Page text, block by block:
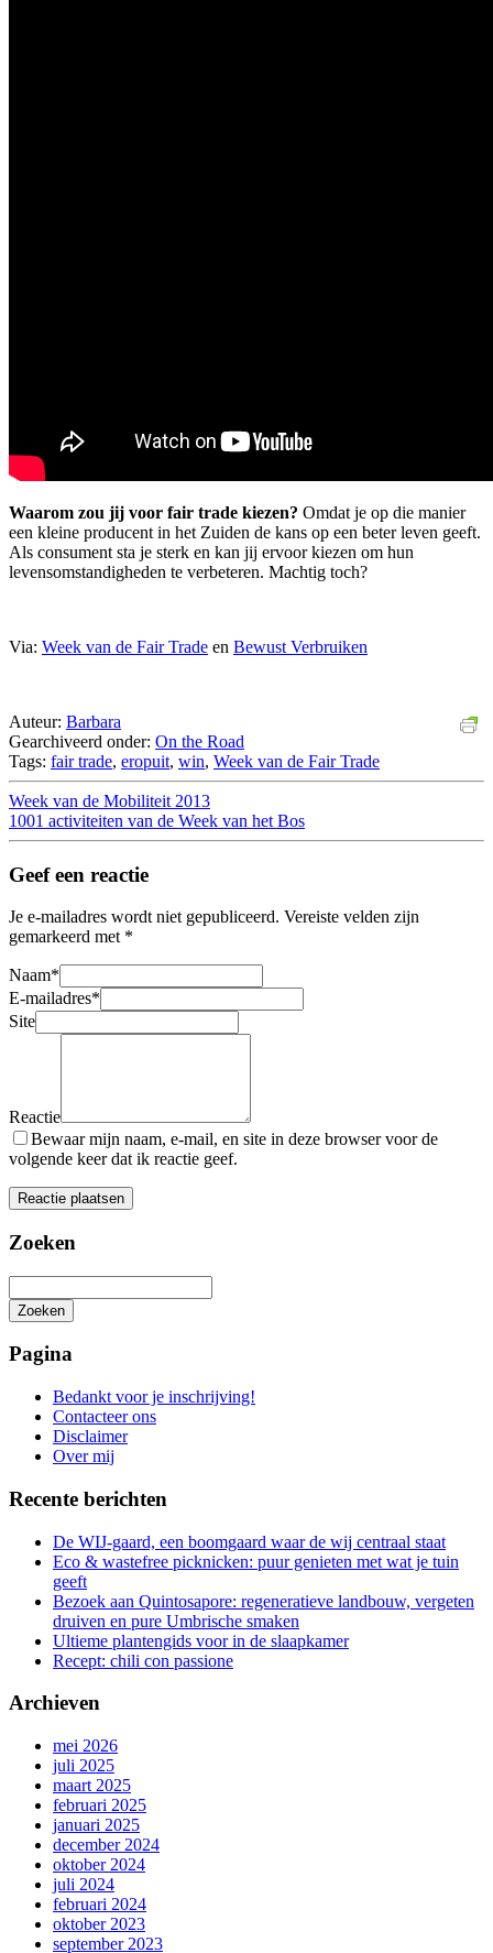
Waarom zou jij voor fair trade kiezen? Omdat je op die manier
een kleine producent in het Zuiden de kans op een beter leven geeft.
Als consument sta je sterk en kan jij ervoor kiezen om hun
levensomstandigheden te verbeteren. Machtig toch?
Via: Week van de Fair Trade en Bewust Verbruiken
Auteur: Barbara
Gearchiveerd onder: On the Road
Tags: fair trade, eropuit, win, Week van de Fair Trade
Week van de Mobiliteit 2013
1001 activiteiten van de Week van het Bos
Geef een reactie
Je e-mailadres wordt niet gepubliceerd. Vereiste velden zijn
gemarkeerd met *
Naam*
E-mailadres*
Site
Reactie
Bewaar mijn naam, e-mail, en site in deze browser voor de
volgende keer dat ik reactie geef.
Zoeken
Zoeken
zoeken
Pagina
Bedankt voor je inschrijving!
Contacteer ons
Disclaimer
Over mij
Recente berichten
De WIJ-gaard, een boomgaard waar de wij centraal staat
Eco & wastefree picknicken: puur genieten met wat je tuin
geeft
Bezoek aan Quintosapore: regeneratieve landbouw, vergeten
druiven en pure Umbrische smaken
Ultieme plantengids voor in de slaapkamer
Recept: chili con passione
Archieven
mei 2026
juli 2025
maart 2025
februari 2025
januari 2025
december 2024
oktober 2024
juli 2024
februari 2024
oktober 2023
september 2023